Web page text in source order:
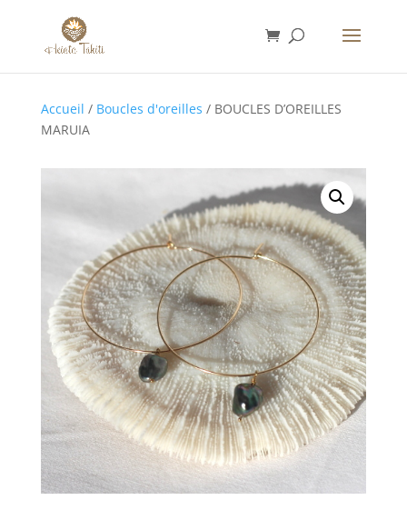
Accueil / Boucles d'oreilles / BOUCLES D’OREILLES
MARUIA